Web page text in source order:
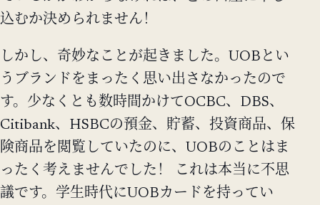
込むか決められません！
しかし、奇妙なことが起きました。UOBとい
うブランドをまったく思い出さなかったので
す。少なくとも数時間かけてOCBC、DBS、
Citibank、HSBCの預金、貯蓄、投資商品、保
険商品を閲覧していたのに、UOBのことはま
ったく考えませんでした！ これは本当に不思
議です。学生時代にUOBカードを持ってい